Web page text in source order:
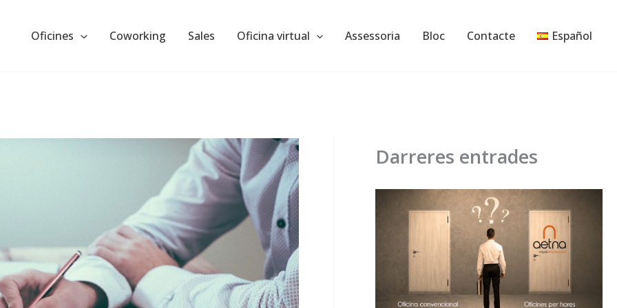
Oficines Coworking Sales Oficina virtual Assessoria Bloc Contacte Español
Darreres entrades